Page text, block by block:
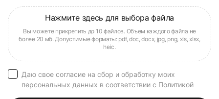
Даю свое согласие на сбор и обработку моих
персональных данных в соответствии с Политикой